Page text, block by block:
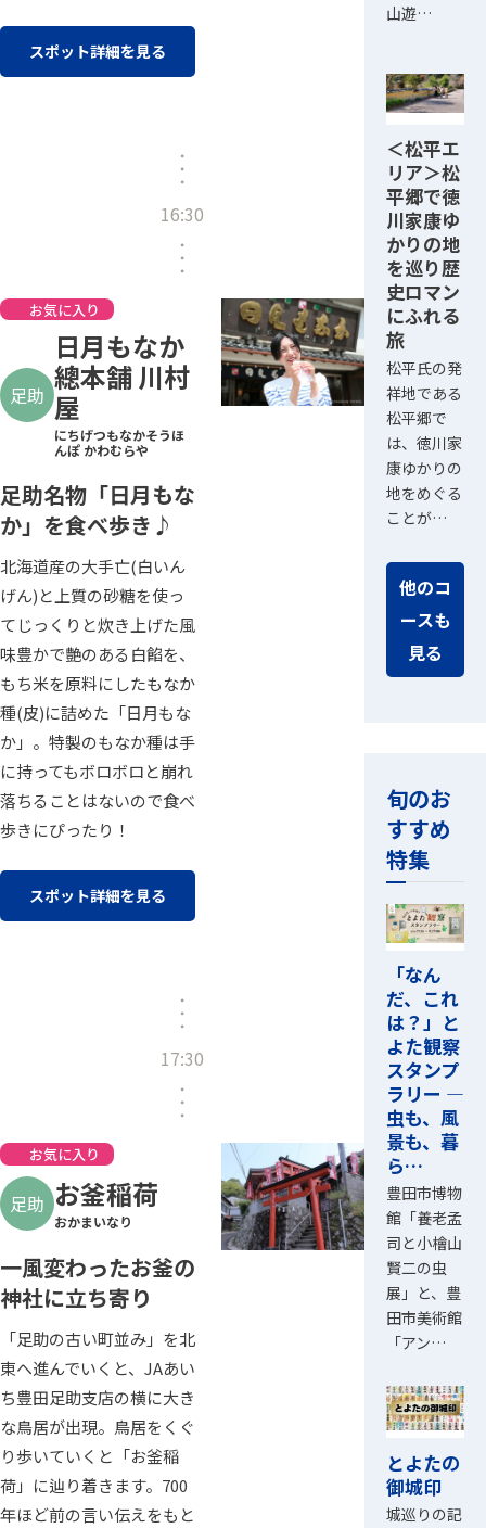
スポット詳細を見る
16:30
お気に入り
足助
日月もなか
總本舗 川村
屋
にちげつもなかそうほ
んぽ かわむらや
足助名物「日月もな
か」を食べ歩き♪
北海道産の大手亡(白いん
げん)と上質の砂糖を使っ
てじっくりと炊き上げた風
味豊かで艶のある白餡を、
もち米を原料にしたもなか
種(皮)に詰めた「日月もな
か」。特製のもなか種は手
に持ってもボロボロと崩れ
落ちることはないので食べ
歩きにぴったり！
スポット詳細を見る
17:30
お気に入り
足助 お釜稲荷
おかまいなり
一風変わったお釜の
神社に立ち寄り
「足助の古い町並み」を北
東へ進んでいくと、JAあい
ち豊田足助支店の横に大き
な鳥居が出現。鳥居をくぐ
り歩いていくと「お釜稲
荷」に辿り着きます。700
年ほど前の言い伝えをもと
山遊…
＜松平エ
リア＞松
平郷で徳
川家康ゆ
かりの地
を巡り歴
史ロマン
にふれる
旅
松平氏の発
祥地である
松平郷で
は、徳川家
康ゆかりの
地をめぐる
ことが…
他のコ
ースも
見る
旬のお
すすめ
特集
「なん
だ、これ
は？」と
よた観察
スタンプ
ラリー ―
虫も、風
景も、暮
ら…
豊田市博物
館「養老孟
司と小檜山
賢二の虫
展」と、豊
田市美術館
「アン…
とよたの
御城印
城巡りの記